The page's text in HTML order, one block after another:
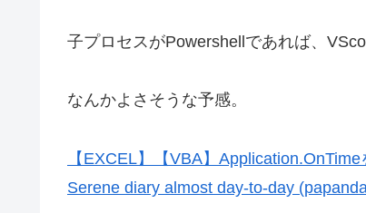
子プロセスがPowershellであれば、
なんかよさそうな予感。
【EXCEL】【VBA】
Serene diary almost day-to-day